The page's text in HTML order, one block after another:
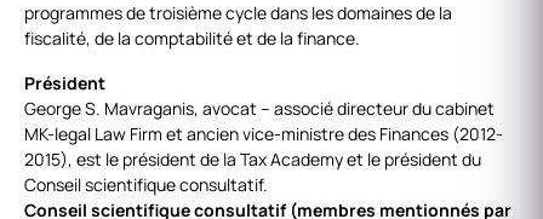
programmes de troisième cycle dans les domaines de la
fiscalité, de la comptabilité et de la finance.
Président
George S. Mavraganis, avocat – associé directeur du cabinet
MK-legal Law Firm et ancien vice-ministre des Finances (2012-
2015), est le président de la Tax Academy et le président du
Conseil scientifique consultatif.
Conseil scientifique consultatif (membres mentionnés par